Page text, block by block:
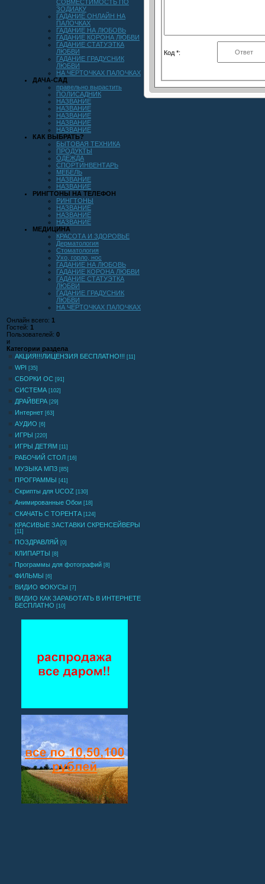
СОВМЕСТИМОСТЬ ПО
ЗОДИАКУ
ГАДАНИЕ ОНЛАЙН НА
ПАЛОЧКАХ
ГАДАНИЕ НА ЛЮБОВЬ
ГАДАНИЕ КОРОНА ЛЮБВИ
ГАДАНИЕ СТАТУЭТКА
ЛЮБВИ
ГАДАНИЕ ГРАДУСНИК
ЛЮБВИ
НА ЧЕРТОЧКАХ ПАЛОЧКАХ
ДАЧА-САД
правельно вырастить
ПОЛИСАДНИК
НАЗВАНИЕ
НАЗВАНИЕ
НАЗВАНИЕ
НАЗВАНИЕ
НАЗВАНИЕ
КАК ВЫБРАТЬ?
БЫТОВАЯ ТЕХНИКА
ПРОДУКТЫ
ОДЕЖДА
СПОРТИНВЕНТАРЬ
МЕБЕЛЬ
НАЗВАНИЕ
НАЗВАНИЕ
РИНГТОНЫ НА ТЕЛЕФОН
РИНГТОНЫ
НАЗВАНИЕ
НАЗВАНИЕ
НАЗВАНИЕ
МЕДИЦИНА
КРАСОТА И ЗДОРОВЬЕ
Дерматология
Стоматология
Ухо, горло, нос
ГАДАНИЕ НА ЛЮБОВЬ
ГАДАНИЕ КОРОНА ЛЮБВИ
ГАДАНИЕ СТАТУЭТКА
ЛЮБВИ
ГАДАНИЕ ГРАДУСНИК
ЛЮБВИ
НА ЧЕРТОЧКАХ ПАЛОЧКАХ
Онлайн всего: 1
Гостей: 1
Пользователей: 0
и
Категории раздела
АКЦИЯ!!!ЛИЦЕНЗИЯ БЕСПЛАТНО!!! [11]
WPI [35]
СБОРКИ ОС [91]
СИСТЕМА [102]
ДРАЙВЕРА [29]
Интернет [63]
АУДИО [6]
ИГРЫ [220]
ИГРЫ ДЕТЯМ [11]
РАБОЧИЙ СТОЛ [16]
МУЗЫКА МП3 [85]
ПРОГРАММЫ [41]
Скрипты для UCOZ [130]
Анимированные Обои [18]
СКАЧАТЬ С ТОРЕНТА [124]
КРАСИВЫЕ ЗАСТАВКИ СКРЕНСЕЙВЕРЫ
[11]
ПОЗДРАВЛЯЙ [0]
КЛИПАРТЫ [8]
Программы для фотографий [8]
ФИЛЬМЫ [6]
ВИДИО ФОКУСЫ [7]
ВИДИО КАК ЗАРАБОТАТЬ В ИНТЕРНЕТЕ
БЕСПЛАТНО [10]
Код *: